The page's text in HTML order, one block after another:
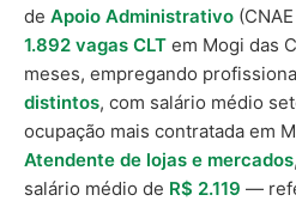
de Apoio Administrativo
1.892 vagas CLT em Mogi das
meses, empregando
distintos, com salário médio
ocupação mais contratada em
Atendente de lojas e mercados
salário médio de R$ 2.119 —